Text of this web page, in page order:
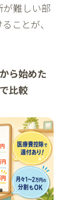
難しい部
ことが、
ら始めた
比較